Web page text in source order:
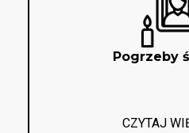
Pogrzeby
CZYTAJ